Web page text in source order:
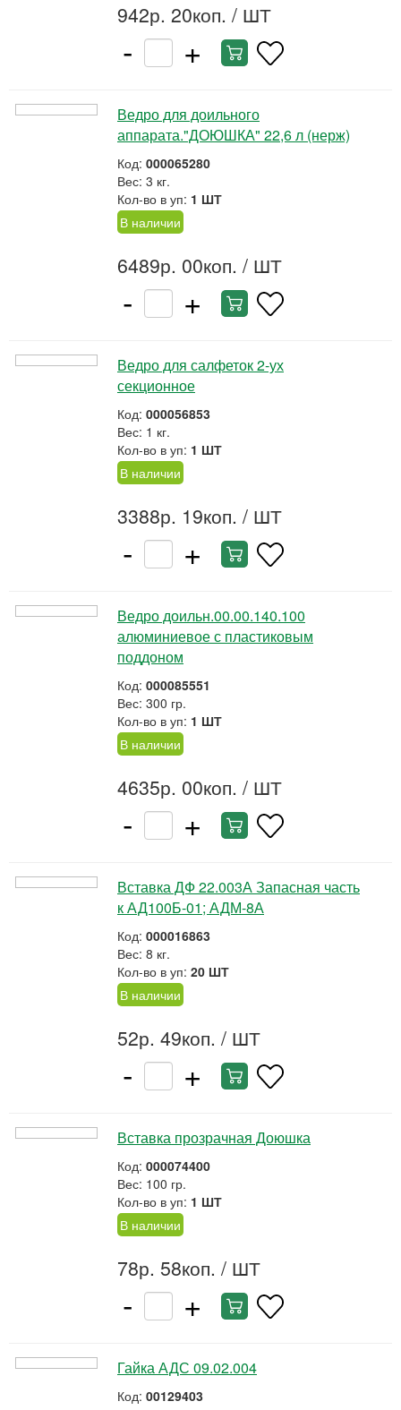
942р. 20коп. / ШТ
- +
Ведро для доильного
аппарата."ДОЮШКА" 22,6 л (нерж)
Код: 000065280
Вес: 3 кг.
Кол-во в уп: 1 ШТ
В наличии
6489р. 00коп. / ШТ
- +
Ведро для салфеток 2-ух
секционное
Код: 000056853
Вес: 1 кг.
Кол-во в уп: 1 ШТ
В наличии
3388р. 19коп. / ШТ
- +
Ведро доильн.00.00.140.100
алюминиевое с пластиковым
поддоном
Код: 000085551
Вес: 300 гр.
Кол-во в уп: 1 ШТ
В наличии
4635р. 00коп. / ШТ
- +
Вставка ДФ 22.003А Запасная часть
к АД100Б-01; АДМ-8А
Код: 000016863
Вес: 8 кг.
Кол-во в уп: 20 ШТ
В наличии
52р. 49коп. / ШТ
- +
Вставка прозрачная Доюшка
Код: 000074400
Вес: 100 гр.
Кол-во в уп: 1 ШТ
В наличии
78р. 58коп. / ШТ
- +
Гайка АДС 09.02.004
Код: 00129403